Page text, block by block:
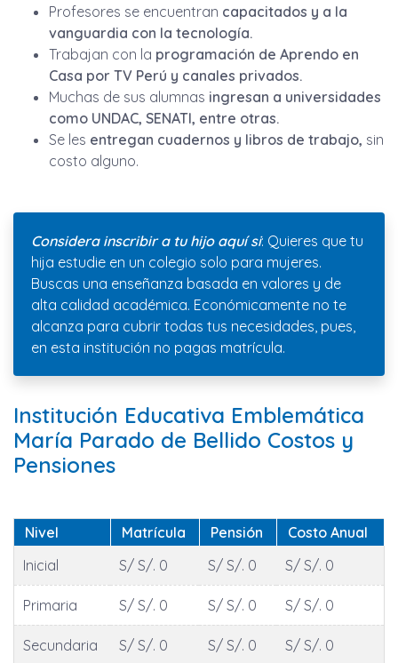
Profesores se encuentran capacitados y a la
vanguardia con la tecnología.
Trabajan con la programación de Aprendo en
Casa por TV Perú y canales privados.
Muchas de sus alumnas ingresan a universidades
como UNDAC, SENATI, entre otras.
Se les entregan cuadernos y libros de trabajo, sin
costo alguno.
Considera inscribir a tu hijo aquí si: Quieres que tu
hija estudie en un colegio solo para mujeres.
Buscas una enseñanza basada en valores y de
alta calidad académica. Económicamente no te
alcanza para cubrir todas tus necesidades, pues,
en esta institución no pagas matrícula.
Institución Educativa Emblemática
María Parado de Bellido Costos y
Pensiones
Nivel Matrícula Pensión
Costo Anual
Inicial
S/ S/. 0 S/ S/. 0 S/ S/. 0
Primaria S/ S/. 0 S/ S/. 0 S/ S/. 0
Secundaria S/ S/. 0 S/ S/. 0 S/ S/. 0